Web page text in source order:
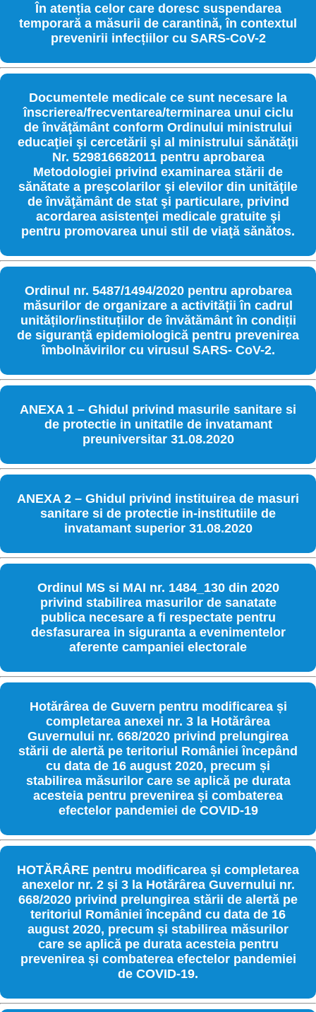
În atenția celor care doresc suspendarea
temporară a măsurii de carantină, în contextul
prevenirii infecțiilor cu SARS-CoV-2
Documentele medicale ce sunt necesare la
înscrierea/frecventarea/terminarea unui ciclu
de învăţământ conform Ordinului ministrului
educaţiei şi cercetării şi al ministrului sănătăţii
Nr. 529816682011 pentru aprobarea
Metodologiei privind examinarea stării de
sănătate a preşcolarilor şi elevilor din unităţile
de învăţământ de stat şi particulare, privind
acordarea asistenţei medicale gratuite şi
pentru promovarea unui stil de viaţă sănătos.
Ordinul nr. 5487/1494/2020 pentru aprobarea
măsurilor de organizare a activității în cadrul
unităților/instituțiilor de învătământ în condiții
de siguranță epidemiologică pentru prevenirea
îmbolnăvirilor cu virusul SARS- CoV-2.
ANEXA 1 – Ghidul privind masurile sanitare si
de protectie in unitatile de invatamant
preuniversitar 31.08.2020
ANEXA 2 – Ghidul privind instituirea de masuri
sanitare si de protectie in-institutiile de
invatamant superior 31.08.2020
Ordinul MS si MAI nr. 1484_130 din 2020
privind stabilirea masurilor de sanatate
publica necesare a fi respectate pentru
desfasurarea in siguranta a evenimentelor
aferente campaniei electorale
Hotărârea de Guvern pentru modificarea și
completarea anexei nr. 3 la Hotărârea
Guvernului nr. 668/2020 privind prelungirea
stării de alertă pe teritoriul României începând
cu data de 16 august 2020, precum și
stabilirea măsurilor care se aplică pe durata
acesteia pentru prevenirea și combaterea
efectelor pandemiei de COVID-19
HOTĂRÂRE pentru modificarea și completarea
anexelor nr. 2 și 3 la Hotărârea Guvernului nr.
668/2020 privind prelungirea stării de alertă pe
teritoriul României începând cu data de 16
august 2020, precum și stabilirea măsurilor
care se aplică pe durata acesteia pentru
prevenirea și combaterea efectelor pandemiei
de COVID-19.